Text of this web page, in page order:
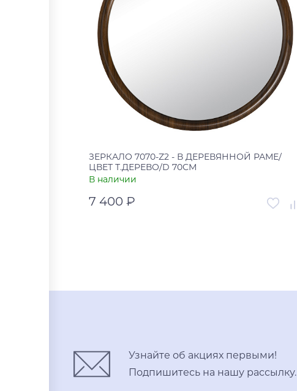
ЗЕРКАЛО 7070-Z2 - В ДЕРЕВЯННОЙ РАМЕ/
ЦВЕТ Т.ДЕРЕВО/D 70СМ
В наличии
7 400 ₽
Купить в один клик
Узнайте об акциях первыми!
Подпишитесь на нашу рассылку.